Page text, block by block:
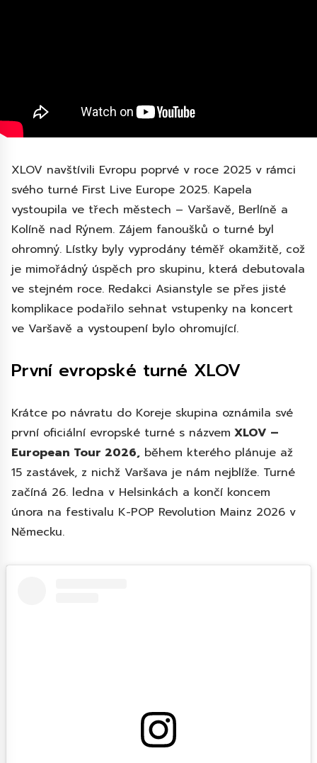
XLOV navštívili Evropu poprvé v roce 2025 v rámci
svého turné First Live Europe 2025. Kapela
vystoupila ve třech městech – Varšavě, Berlíně a
Kolíně nad Rýnem. Zájem fanoušků o turné byl
ohromný. Lístky byly vyprodány téměř okamžitě, což
je mimořádný úspěch pro skupinu, která debutovala
ve stejném roce. Redakci Asianstyle se přes jisté
komplikace podařilo sehnat vstupenky na koncert
ve Varšavě a vystoupení bylo ohromující.
První evropské turné XLOV
Krátce po návratu do Koreje skupina oznámila své
první oficiální evropské turné s názvem XLOV –
European Tour 2026, během kterého plánuje až
15 zastávek, z nichž Varšava je nám nejblíže. Turné
začíná 26. ledna v Helsinkách a končí koncem
února na festivalu K-POP Revolution Mainz 2026 v
Německu.